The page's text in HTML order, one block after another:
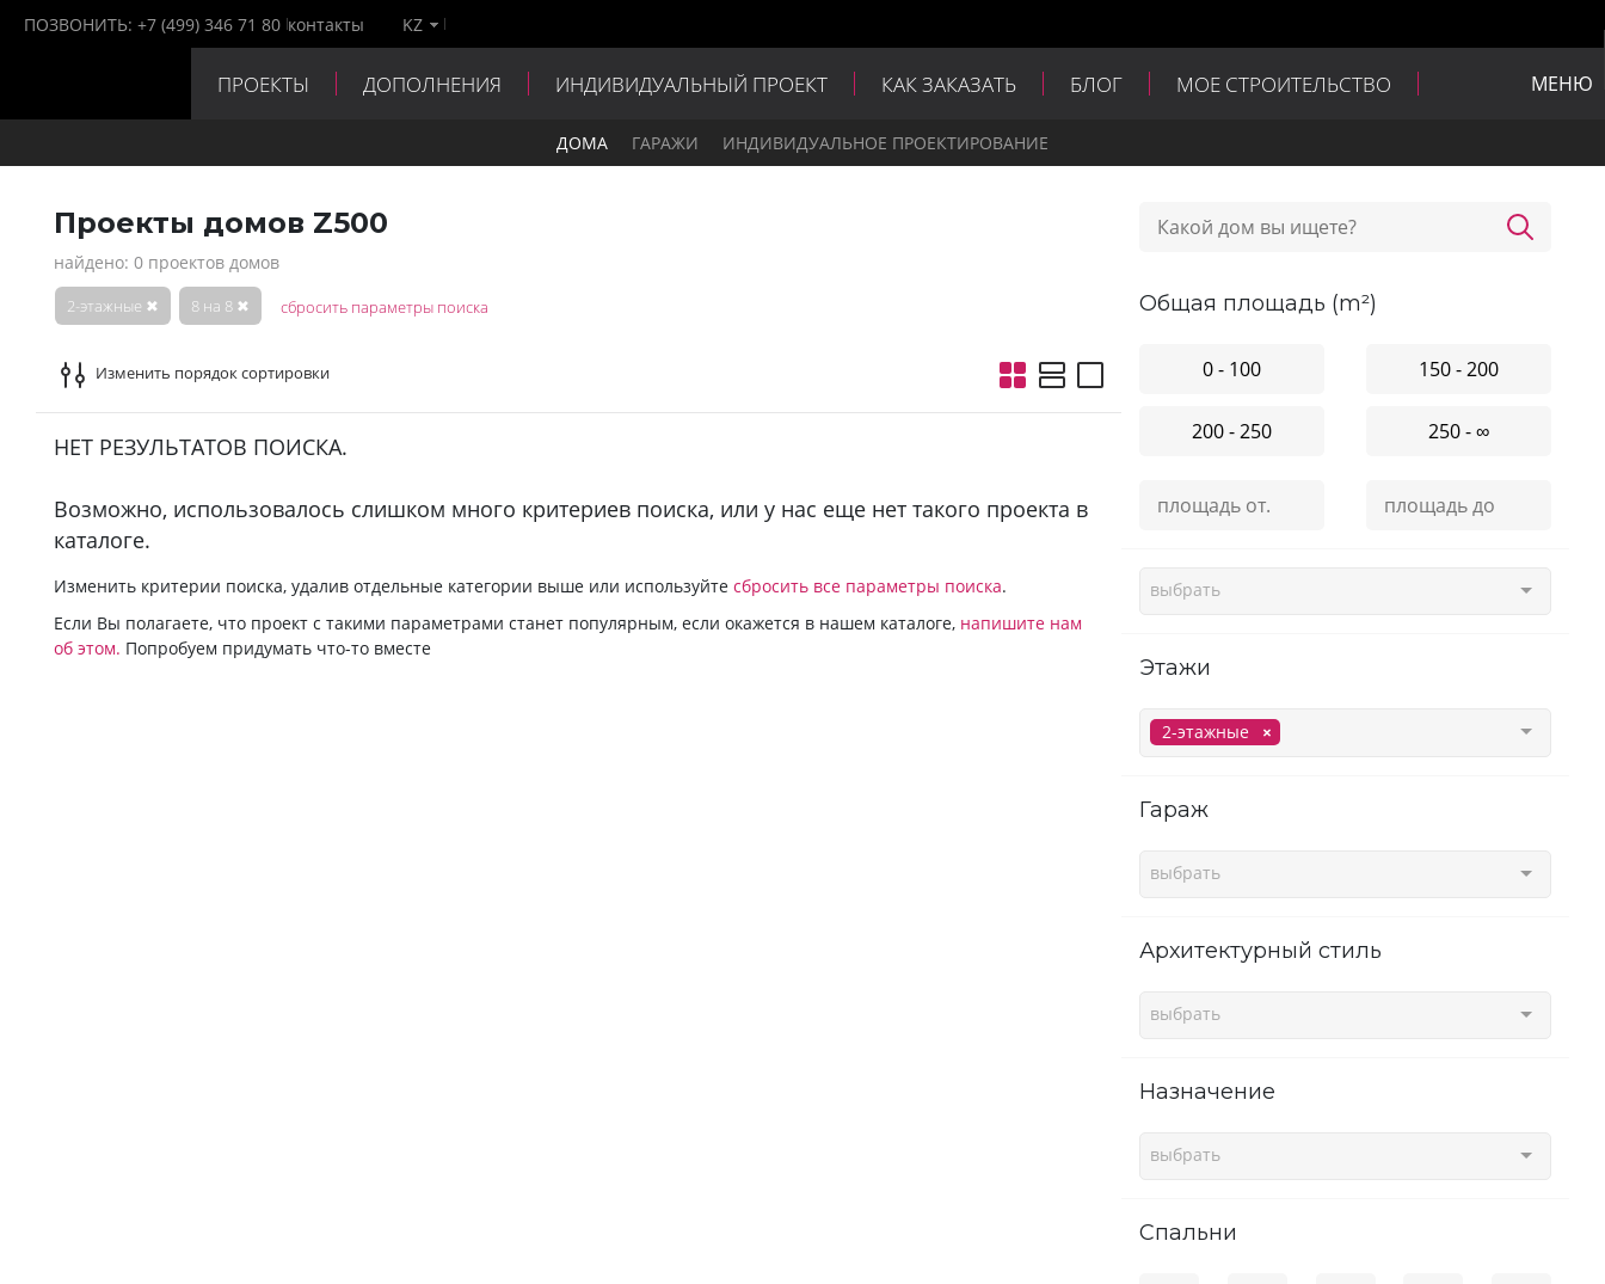
ПОЗВОНИТЬ: +7 (499) 346 71 80 контакты KZ
ПРОЕКТЫ ДОПОЛНЕНИЯ ИНДИВИДУАЛЬНЫЙ ПРОЕКТ КАК ЗАКАЗАТЬ БЛОГ МОЕ СТРОИТЕЛЬСТВО МЕНЮ
ДОМА ГАРАЖИ ИНДИВИДУАЛЬНОЕ ПРОЕКТИРОВАНИЕ
Проекты домов Z500
найдено: 0 проектов домов
2-этажные ✖ 8 на 8 ✖ сбросить параметры поиска
Изменить порядок сортировки
НЕТ РЕЗУЛЬТАТОВ ПОИСКА.
Bозможно, использовалось слишком много критериев поиска, или у нас еще нет такого проекта в
каталоге.
Изменить критерии поиска, удалив отдельные категории выше или используйте сбросить все параметры поиска.
Если Вы полагаете, что проект с такими параметрами станет популярным, если окажется в нашем каталоге, напишите нам
об этом. Попробуем придумать что-то вместе
общая площадь (m²)
0 - 100 150 - 200
200 - 250 250 - ∞
выбрать
этажи
2-этажные
гараж
выбрать
Архитектурный стиль
выбрать
Назначение
выбрать
спальни